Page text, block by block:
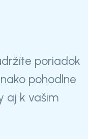
poriadok
pohodlne
aj k vašim